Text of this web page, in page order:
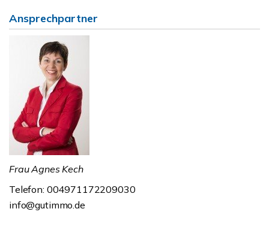
Ansprechpartner
Frau Agnes Kech
Telefon: 004971172209030
info@gutimmo.de